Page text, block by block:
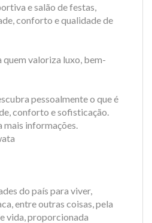
e salão de festas,
conforto e qualidade de
quem valoriza luxo, bem-
pessoalmente o que é
conforto e sofisticação.
informações.
do país para viver,
entre outras coisas, pela
vida, proporcionada